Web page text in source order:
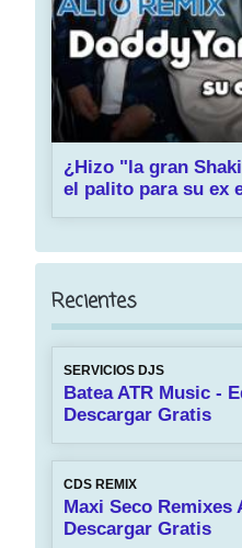
¿Hizo "la gran
el palito para su ex
Recientes
SERVICIOS DJS
Batea ATR Music -
Descargar Gratis
CDS REMIX
Maxi Seco Remixes
Descargar Gratis